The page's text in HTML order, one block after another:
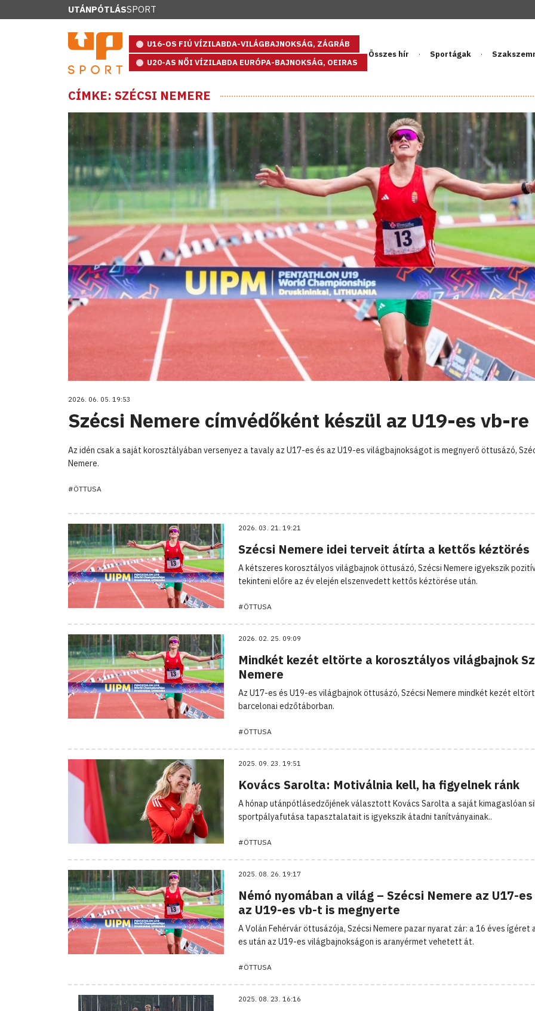
UTÁNPÓTLÁSSPORT
U16-OS FIÚ VÍZILABDA-VILÁGBAJNOKSÁG, ZÁGRÁB
U20-AS NŐI VÍZILABDA EURÓPA-BAJNOKSÁG, OEIRAS
Összes hír Sportágak
CÍMKE: SZÉCSI NEMERE
2026. 06. 05. 19:53
Szécsi Nemere címvédőként készül az U19-es vb-re
Az idén csak a saját korosztályában versenyez a tavaly az U17-es és az U19-es világbajnokságot is megnyerő öttusázó,
Nemere.
#ÖTTUSA
2026. 03. 21. 19:21
Szécsi Nemere idei terveit átírta a kettős kéztörés
A kétszeres korosztályos világbajnok öttusázó, Szécsi Nemere igyekszik
tekinteni előre az év elején elszenvedett kettős kéztörése után.
#ÖTTUSA
2026. 02. 25. 09:09
Mindkét kezét eltörte a korosztályos világbajnok
Nemere
Az U17-es és U19-es világbajnok öttusázó, Szécsi Nemere mindkét kezét
barcelonai edzőtáborban.
#ÖTTUSA
2025. 09. 23. 19:51
Kovács Sarolta: Motiválnia kell, ha figyelnek ránk
A hónap utánpótlásedzőjének választott Kovács Sarolta a saját kimagaslóan
sportpályafutása tapasztalatait is igyekszik átadni tanítványainak..
#ÖTTUSA
2025. 08. 26. 19:17
Némó nyomában a világ – Szécsi Nemere az U17-
az U19-es vb-t is megnyerte
A Volán Fehérvár öttusázója, Szécsi Nemere pazar nyarat zár: a 16 éves ígéret
es után az U19-es világbajnokságon is aranyérmet vehetett át.
#ÖTTUSA
2025. 08. 23. 16:16